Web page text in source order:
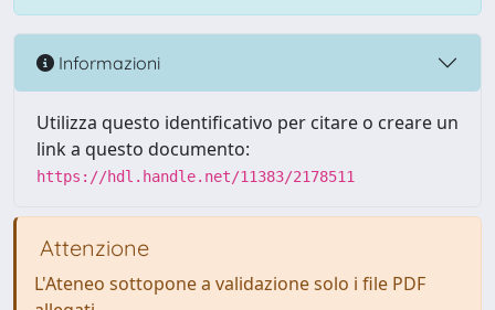
Informazioni
Utilizza questo identificativo per citare o creare un
link a questo documento:
https://hdl.handle.net/11383/2178511
Attenzione
L'Ateneo sottopone a validazione solo i file PDF